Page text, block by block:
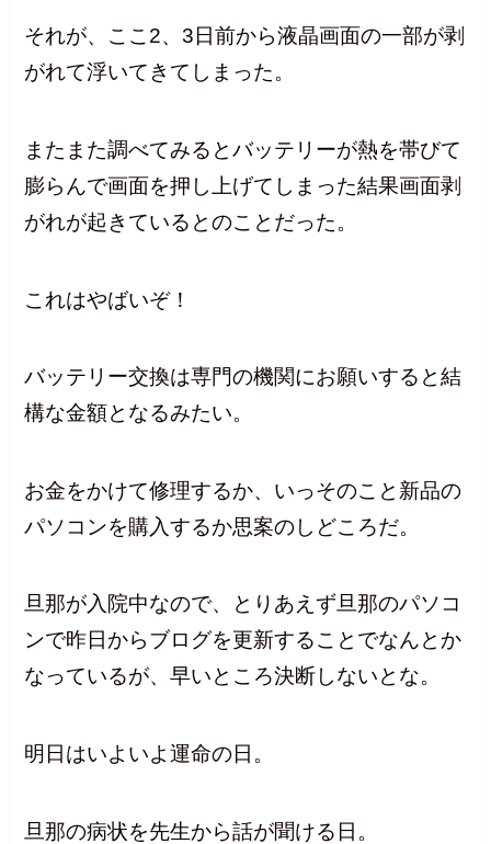
それが、ここ2、3日前から液晶画面の一部が剥
がれて浮いてきてしまった。
またまた調べてみるとバッテリーが熱を帯びて
膨らんで画面を押し上げてしまった結果画面剥
がれが起きているとのことだった。
これはやばいぞ！
バッテリー交換は専門の機関にお願いすると結
構な金額となるみたい。
お金をかけて修理するか、いっそのこと新品の
パソコンを購入するか思案のしどころだ。
旦那が入院中なので、とりあえず旦那のパソコ
ンで昨日からブログを更新することでなんとか
なっているが、早いところ決断しないとな。
明日はいよいよ運命の日。
旦那の病状を先生から話が聞ける日。